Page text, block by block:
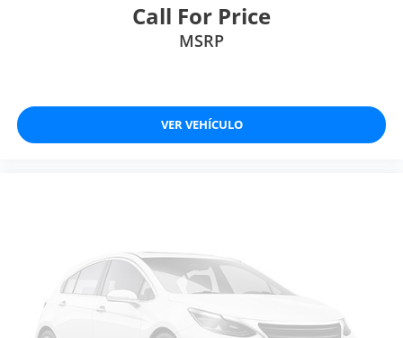
Call For Price
MSRP
VER VEHÍCULO